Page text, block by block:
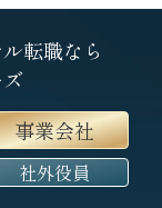
転職なら
事業会社
社外役員